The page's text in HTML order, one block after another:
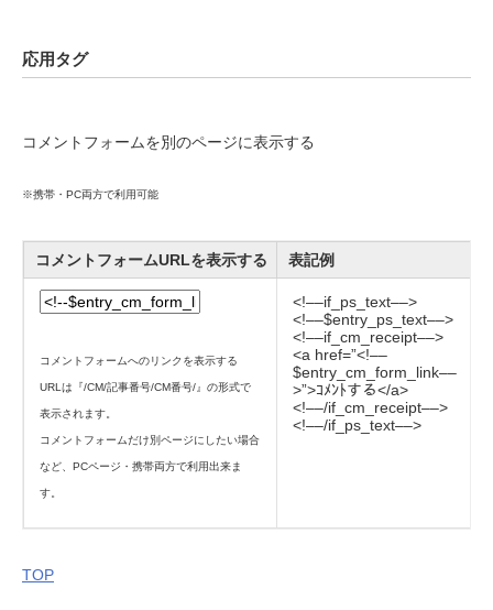
応用タグ
コメントフォームを別のページに表示する
※携帯・PC両方で利用可能
コメントフォームURLを表示する 表記例
コメントフォームへのリンクを表示する
URLは『/CM/記事番号/CM番号/』の形式で
表示されます。
コメントフォームだけ別ページにしたい場合
など、PCページ・携帯両方で利用出来ま
す。
<!––if_ps_text––>
<!––$entry_ps_text––>
<!––if_cm_receipt––>
<a href=”<!––
$entry_cm_form_link––
>”>ｺﾒﾝﾄする</a>
<!––/if_cm_receipt––>
<!––/if_ps_text––>
TOP